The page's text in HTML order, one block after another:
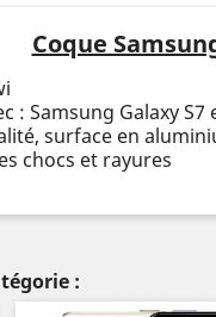
Coque
: Samsung Galaxy S7
surface en
chocs et rayures
: